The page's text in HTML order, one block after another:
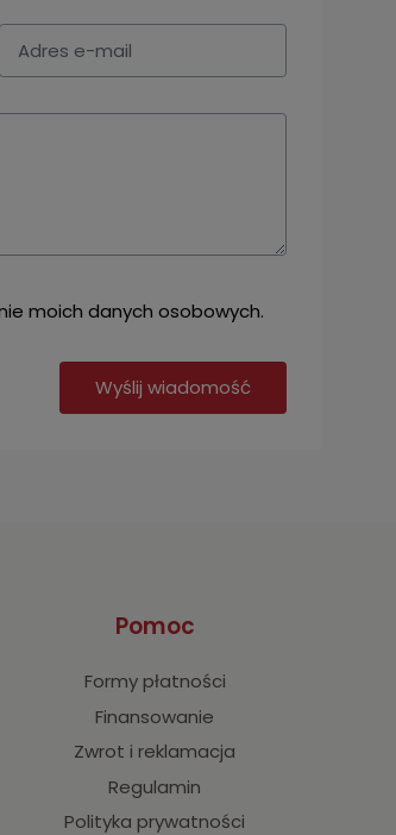
moich danych osobowych.
Wyślij wiadomość
Pomoc
Formy płatności
Finansowanie
Zwrot i reklamacja
Regulamin
Polityka prywatności